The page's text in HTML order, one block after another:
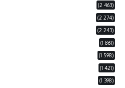
(2 463)
(2 274)
(2 243)
(1 861)
(1 598)
(1 421)
(1 398)